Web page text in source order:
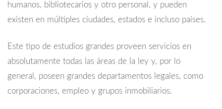
humanos, bibliotecarios y otro personal, y pueden
existen en múltiples ciudades, estados e incluso países.
Este tipo de estudios grandes proveen servicios en
absolutamente todas las áreas de la ley y, por lo
general, poseen grandes departamentos legales, como
corporaciones, empleo y grupos inmobiliarios.